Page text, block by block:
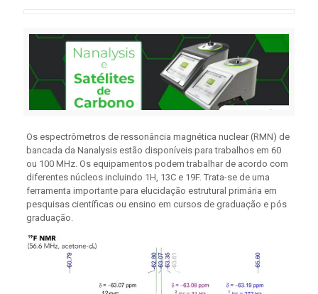
Os espectrômetros de ressonância magnética nuclear (RMN) de
bancada da Nanalysis estão disponíveis para trabalhos em 60
ou 100 MHz. Os equipamentos podem trabalhar de acordo com
diferentes núcleos incluindo 1H, 13C e 19F. Trata-se de uma
ferramenta importante para elucidação estrutural primária em
pesquisas científicas ou ensino em cursos de graduação e pós
graduação.